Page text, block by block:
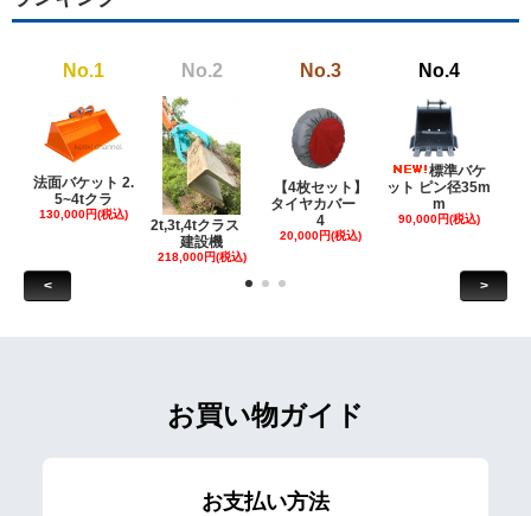
No.1
法面バケット 2.
5~4tクラ
130,000円(税込)
No.2
2t,3t,4tクラス
建設機
218,000円(税込)
No.3
【4枚セット】
タイヤカバー
4
20,000円(税込)
No.4
標準バケ
ット ピン径35m
m
90,000円(税込)
< >
お買い物ガイド
お支払い方法